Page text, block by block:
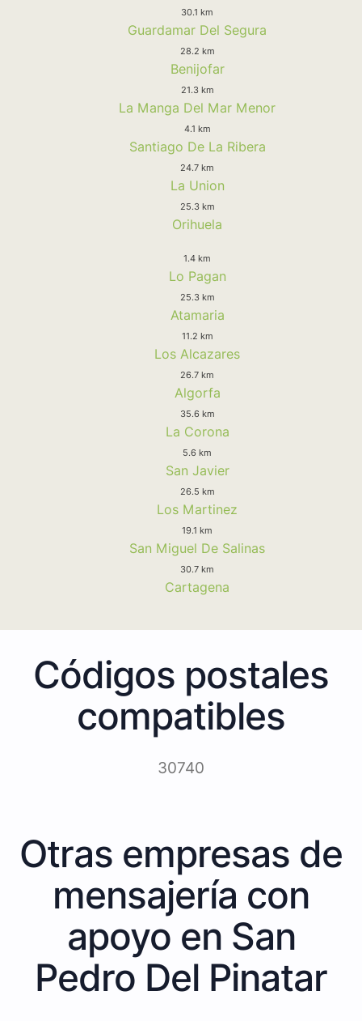
30.1 km
Guardamar Del Segura
28.2 km
Benijofar
21.3 km
La Manga Del Mar Menor
4.1 km
Santiago De La Ribera
24.7 km
La Union
25.3 km
Orihuela
1.4 km
Lo Pagan
25.3 km
Atamaria
11.2 km
Los Alcazares
26.7 km
Algorfa
35.6 km
La Corona
5.6 km
San Javier
26.5 km
Los Martinez
19.1 km
San Miguel De Salinas
30.7 km
Cartagena
Códigos postales
compatibles
30740
Otras empresas de
mensajería con
apoyo en San
Pedro Del Pinatar